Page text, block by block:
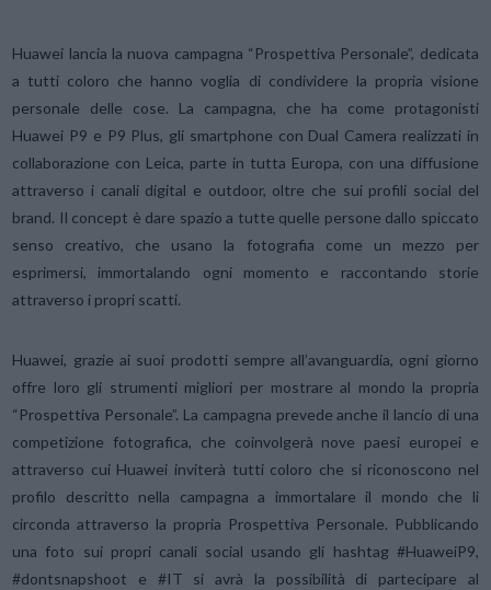
Huawei lancia la nuova campagna “Prospettiva Personale”, dedicata
a tutti coloro che hanno voglia di condividere la propria visione
personale delle cose. La campagna, che ha come protagonisti
Huawei P9 e P9 Plus, gli smartphone con Dual Camera realizzati in
collaborazione con Leica, parte in tutta Europa, con una diffusione
attraverso i canali digital e outdoor, oltre che sui profili social del
brand. Il concept è dare spazio a tutte quelle persone dallo spiccato
senso creativo, che usano la fotografia come un mezzo per
esprimersi, immortalando ogni momento e raccontando storie
attraverso i propri scatti.
Huawei, grazie ai suoi prodotti sempre all’avanguardia, ogni giorno
offre loro gli strumenti migliori per mostrare al mondo la propria
“Prospettiva Personale”. La campagna prevede anche il lancio di una
competizione fotografica, che coinvolgerà nove paesi europei e
attraverso cui Huawei inviterà tutti coloro che si riconoscono nel
profilo descritto nella campagna a immortalare il mondo che li
circonda attraverso la propria Prospettiva Personale. Pubblicando
una foto sui propri canali social usando gli hashtag #HuaweiP9,
#dontsnapshoot e #IT si avrà la possibilità di partecipare al